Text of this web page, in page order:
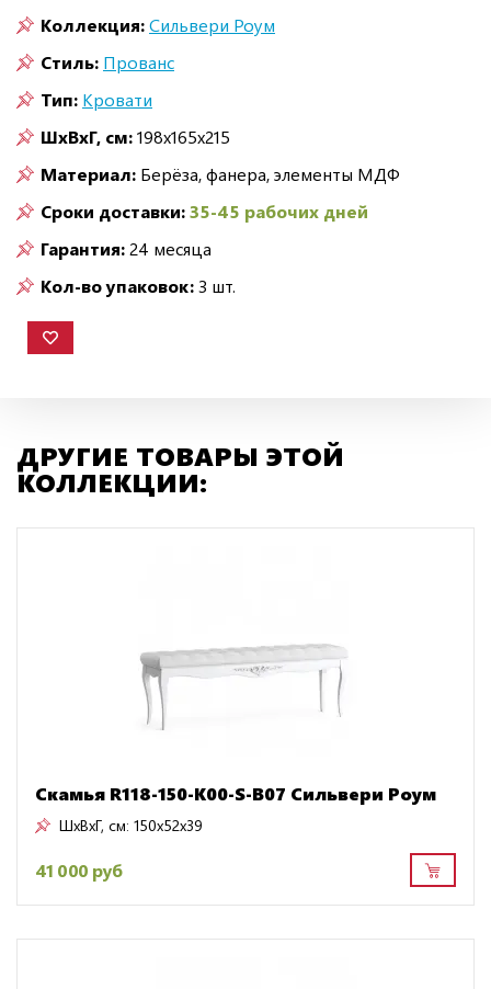
Коллекция:Сильвери Роум
Стиль: Прованс
Тип: Кровати
ШxВxГ, см:198x165x215
Материал: Берёза, фанера, элементы МДФ
Сроки доставки:35-45 рабочих дней
Гарантия:24 месяца
Кол-во упаковок:3 шт.
ДРУГИЕ ТОВАРЫ ЭТОЙ
КОЛЛЕКЦИИ:
Скамья R118-150-K00-S-B07 Сильвери Роум
ШxВxГ, см: 150x52x39
41 000 руб